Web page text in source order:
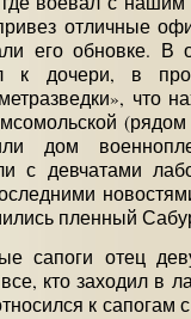
отличные
его обновке.
к дочери, в
что
дом
с девчатами
пленный
сапоги отец
кто заходил в
к